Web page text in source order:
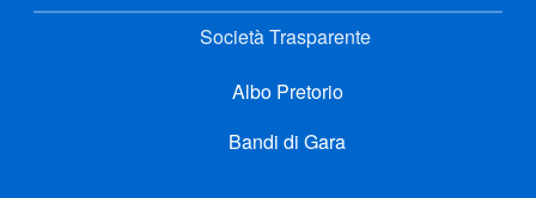
Società Trasparente
Albo Pretorio
Bandi di Gara